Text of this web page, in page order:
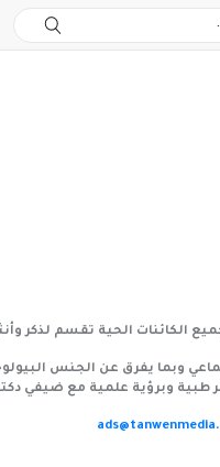
الحية تقسم لذكر
وبما يفرق عن الجنس
وبرؤية علمية مع ضيفي